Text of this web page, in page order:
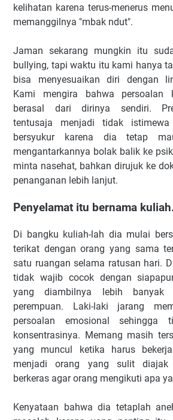
kelihatan karena terus-menerus
memanggilnya "mbak ndut".
Jaman sekarang mungkin itu
bullying, tapi waktu itu kami hanya
bisa menyesuaikan diri dengan
Kami mengira bahwa persoalan
berasal dari dirinya sendiri.
tentusaja menjadi tidak
bersyukur karena dia tetap
mengantarkannya bolak balik ke
minta nasehat, bahkan dirujuk ke
penanganan lebih lanjut.
Penyelamat itu bernama
Di bangku kuliah-lah dia mulai
terikat dengan orang yang sama
satu ruangan selama ratusan hari.
tidak wajib cocok dengan
yang diambilnya lebih banyak
perempuan. Laki-laki jarang
persoalan emosional sehingga
konsentrasinya. Memang masih
yang muncul ketika harus
menjadi orang yang sulit diajak
berkeras agar orang mengikuti apa
Kenyataan bahwa dia tetaplah